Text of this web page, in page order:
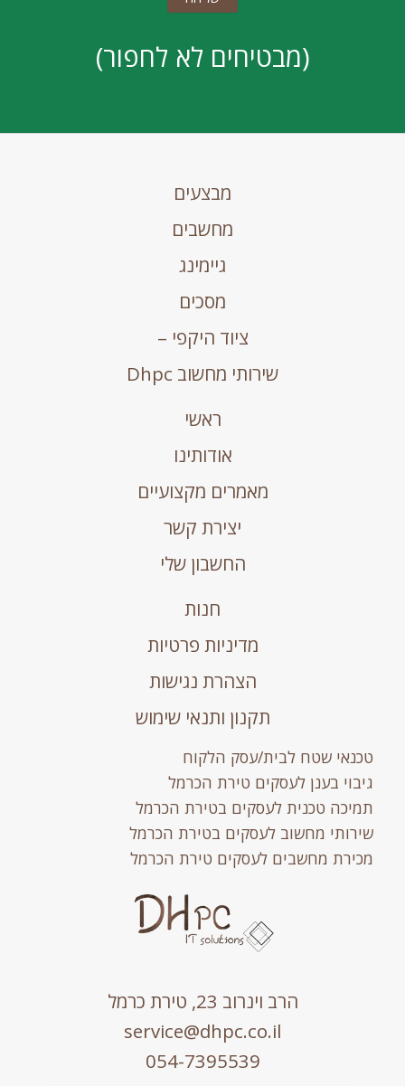
(מבטיחים לא לחפור)
מבצעים
מחשבים
גיימינג
מסכים
ציוד היקפי –
שירותי מחשוב Dhpc
ראשי
אודותינו
מאמרים מקצועיים
יצירת קשר
החשבון שלי
חנות
מדיניות פרטיות
הצהרת נגישות
תקנון ותנאי שימוש
טכנאי שטח לבית/עסק הלקוח
גיבוי בענן לעסקים טירת הכרמל
תמיכה טכנית לעסקים בטירת הכרמל
שירותי מחשוב לעסקים בטירת הכרמל
מכירת מחשבים לעסקים טירת הכרמל
הרב וינרוב 23, טירת כרמל
service@dhpc.co.il
054-7395539